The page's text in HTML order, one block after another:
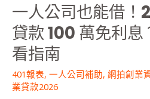
一人公司也能借！
貸款 100 萬免利
看指南
401報表, 一人公司補助, 網拍創業
業貸款2026
業
貸
款
100
萬
免
利